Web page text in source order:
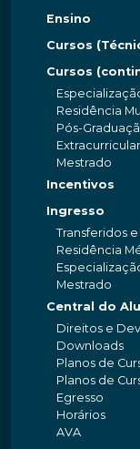
Ensino
Cursos
Cursos
Residência
Pós-
Extracurricular
Mestrado
Incentivos
Ingresso
Transferidos
Residência
Mestrado
Central do
Direitos e
Downloads
Planos de
Planos de
Egresso
Horários
AVA